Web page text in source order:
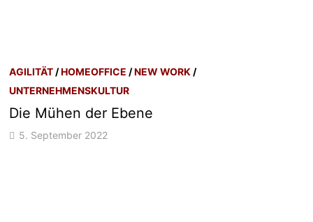
AGILITÄT /HOMEOFFICE /NEW WORK /
UNTERNEHMENSKULTUR
Die Mühen der Ebene
5. September 2022